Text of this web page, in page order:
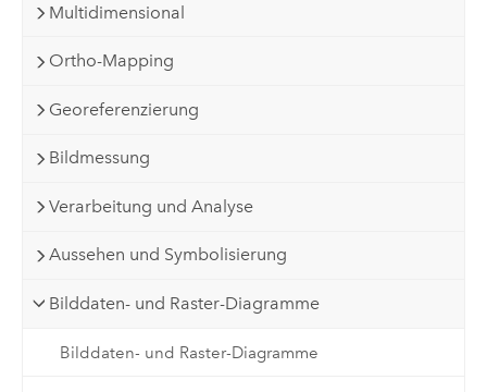
Multidimensional
Ortho-Mapping
Georeferenzierung
Bildmessung
Verarbeitung und Analyse
Aussehen und Symbolisierung
Bilddaten- und Raster-Diagramme
Bilddaten- und Raster-Diagramme